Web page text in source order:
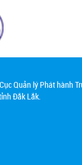
Quản lý Phát hành
Đắk Lắk.